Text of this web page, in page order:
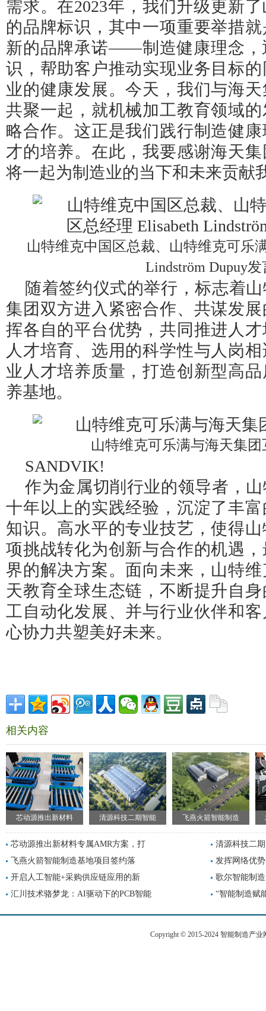
需求。在2023年，我们升级更新
的品牌标识，其中一项重要举措
新的品牌承诺——制造健康理念，
识，帮助客户推动实现业务目标
业的健康发展。今天，我们与海
共聚一起，就机械加工教育领域
略合作。这正是我们践行制造健
才的培养。在此，我要感谢海天
将一起为制造业的当下和未来贡献
山特维克中国区总裁、山特维克可乐
Lindström Dupuy发
随着签约仪式的举行，标志着
集团双方进入紧密合作、共谋发
挥各自的平台优势，共同推进人
人才培育、选用的科学性与人岗
业人才培养质量，打造创新型高
养基地。
山特维克可乐满与海天集
SANDVIK!
作为金属切削行业的领导者，
十年以上的实践经验，沉淀了丰
知识。高水平的专业技艺，使得
项挑战转化为创新与合作的机遇
界的解决方案。面向未来，山特
天教育全球生态链，不断提升自
工自动化发展、并与行业伙伴和
心协力共塑美好未来。
相关内容
芯动源推出新材料 清源科技二期智能 飞燕火箭智能制造
芯动源推出新材料专属AMR方案，打
清源科技二
飞燕火箭智能制造基地项目签约落
发挥网络优
开启人工智能+采购供应链应用的新
歌尔智能制
汇川技术骆梦龙：AI驱动下的PCB智能
“智能制造赋
Copyright © 2015-2024 智能制造产